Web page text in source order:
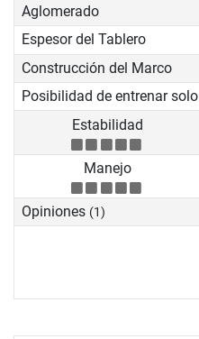
Aglomerado
Espesor del Tablero
Construcción del Marco
Posibilidad de entrenar solo
Estabilidad
Manejo
Opiniones (1)